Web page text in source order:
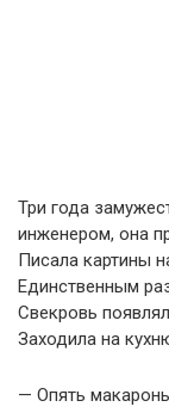
Три года
инженером, она
Писала картины
Единственным
Свекровь
Заходила на
— Опять